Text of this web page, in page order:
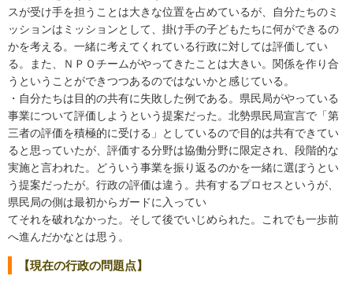
スが受け手を担うことは大きな位置を占めているが、自分たちのミ
ッションはミッションとして、掛け手の子どもたちに何ができるの
かを考える。一緒に考えてくれている行政に対しては評価してい
る。また、ＮＰＯチームがやってきたことは大きい。関係を作り合
うということができつつあるのではないかと感じている。
・自分たちは目的の共有に失敗した例である。県民局がやっている
事業について評価しようという提案だった。北勢県民局宣言で「第
三者の評価を積極的に受ける」としているので目的は共有できてい
ると思っていたが、評価する分野は協働分野に限定され、段階的な
実施と言われた。どういう事業を振り返るのかを一緒に選ぼうとい
う提案だったが。行政の評価は違う。共有するプロセスというが、
県民局の側は最初からガードに入ってい
てそれを破れなかった。そして後でいじめられた。これでも一歩前
へ進んだかなとは思う。
【現在の行政の問題点】